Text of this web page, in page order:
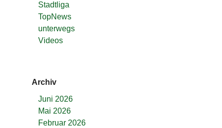
Stadtliga
TopNews
unterwegs
Videos
Archiv
Juni 2026
Mai 2026
Februar 2026